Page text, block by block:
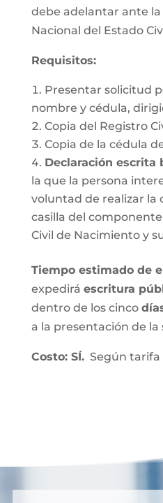
debe adelantar ante
Nacional del Estado
Requisitos:
Presentar solicitud
nombre y cédula,
Copia del Registro
Copia de la cédula
Declaración escrita
la que la persona
voluntad de realizar la
casilla del
Civil de Nacimiento y
Tiempo estimado de
expedirá escritura
dentro de los cinco
a la presentación de la
Costo: SÍ.Según tarifa